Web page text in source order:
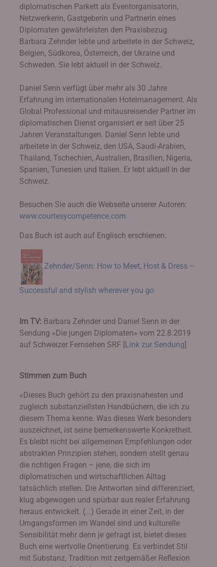
diplomatischen Parkett als Eventorganisatorin,
Netzwerkerin, Gastgeberin und Partnerin eines
Diplomaten gewährleisten den Praxisbezug.
Barbara Zehnder lebte und arbeitete in der Schweiz,
Belgien, Südkorea, Österreich, der Ukraine und
Schweden. Sie lebt aktuell in der Schweiz.
Daniel Senn verfügt über mehr als 30 Jahre
Erfahrung im internationalen Hotelmanagement. Als
Global Professional und mitausreisender Partner im
diplomatischen Dienst organisiert er seit über 25
Jahren Veranstaltungen. Daniel Senn lebte und
arbeitete in der Schweiz, den USA, Saudi-Arabien,
Thailand, Tschechien, Australien, Brasilien, Nigeria,
Spanien, Tunesien und Italien. Er lebt aktuell in der
Schweiz.
Besuchen Sie auch die Webseite unserer Autoren:
www.courtesycompetence.com
Das Buch ist auch auf Englisch erschienen:
Zehnder/Senn: How to Meet, Host & Dress –
Successful and stylish wherever you go
Im TV: Barbara Zehnder und Daniel Senn in der
Sendung «Die jungen Diplomaten» vom 22.8.2019
auf Schweizer Fernsehen SRF [Link zur Sendung]
Stimmen zum Buch
«Dieses Buch gehört zu den praxisnahesten und
zugleich substanziellsten Handbüchern, die ich zu
diesem Thema kenne. Was dieses Werk besonders
auszeichnet, ist seine bemerkenswerte Konkretheit.
Es bleibt nicht bei allgemeinen Empfehlungen oder
abstrakten Prinzipien stehen, sondern stellt genau
die richtigen Fragen – jene, die sich im
diplomatischen und wirtschaftlichen Alltag
tatsächlich stellen. Die Antworten sind differenziert,
klug abgewogen und spürbar aus realer Erfahrung
heraus entwickelt. (...) Gerade in einer Zeit, in der
Umgangsformen im Wandel sind und kulturelle
Sensibilität mehr denn je gefragt ist, bietet dieses
Buch eine wertvolle Orientierung. Es verbindet Stil
mit Substanz, Tradition mit zeitgemäßer Reflexion